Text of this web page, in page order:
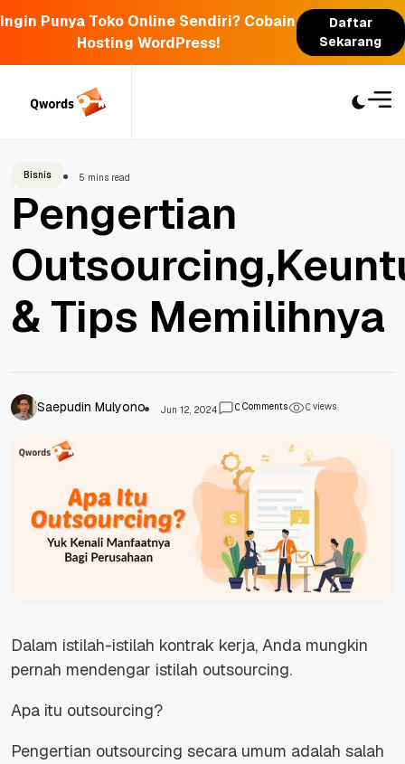
Ingin Punya Toko Online Sendiri? Cobain
Hosting WordPress!
Daftar
Sekarang
Bisnis 5 mins read
Pengertian
& Tips Memilihnya
Saepudin Mulyono Jun 12, 2024 0Comments 0views
Dalam istilah-istilah kontrak kerja, Anda mungkin
pernah mendengar istilah outsourcing.
Apa itu outsourcing?
Pengertian outsourcing secara umum adalah salah